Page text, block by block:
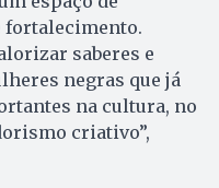
fortalecimento.
saberes e
negras que já
na cultura, no
criativo”,